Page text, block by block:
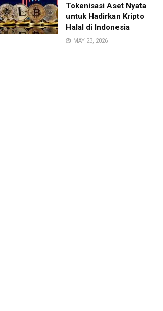
Tokenisasi Aset Nyata
untuk Hadirkan Kripto
Halal di Indonesia
MAY 23, 2026